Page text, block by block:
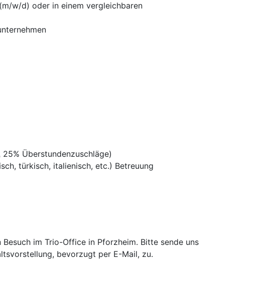
w/d) oder in einem vergleichbaren
Überstundenzuschläge)
türkisch, italienisch, etc.) Betreuung
im Trio-Office in Pforzheim. Bitte sende uns
bevorzugt per E-Mail, zu.